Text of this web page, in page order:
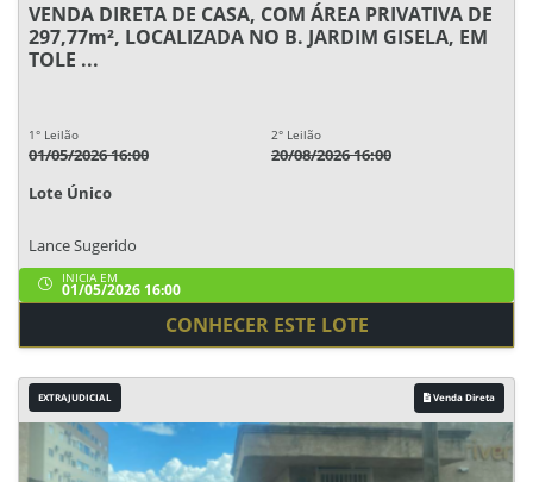
VENDA DIRETA DE CASA, COM ÁREA PRIVATIVA DE
297,77m², LOCALIZADA NO B. JARDIM GISELA, EM
TOLE ...
1° Leilão
01/05/2026 16:00
2° Leilão
20/08/2026 16:00
Lote Único
Lance Sugerido
INICIA EM
01/05/2026 16:00
CONHECER ESTE LOTE
EXTRAJUDICIAL Venda Direta